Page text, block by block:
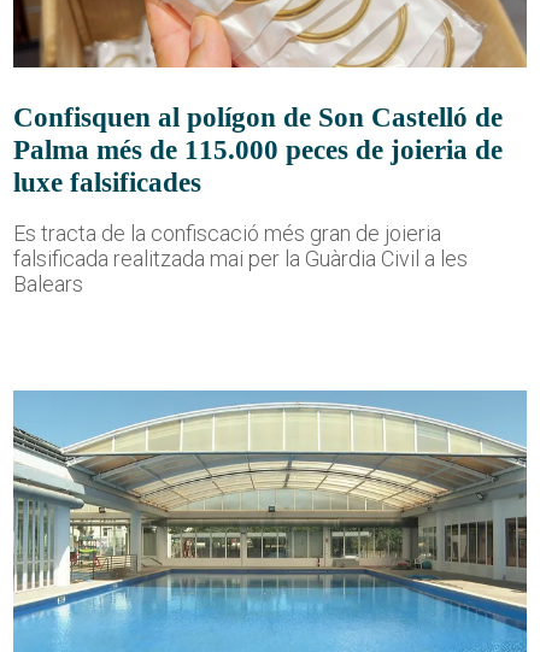
Confisquen al polígon de Son Castelló de
Palma més de 115.000 peces de joieria de
luxe falsificades
Es tracta de la confiscació més gran de joieria
falsificada realitzada mai per la Guàrdia Civil a les
Balears